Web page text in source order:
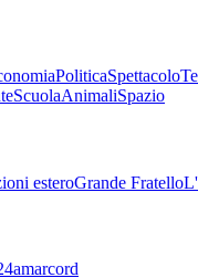
PoliticaSpettacolo
ScuolaAnimaliSpazio
esteroGrande Fratello